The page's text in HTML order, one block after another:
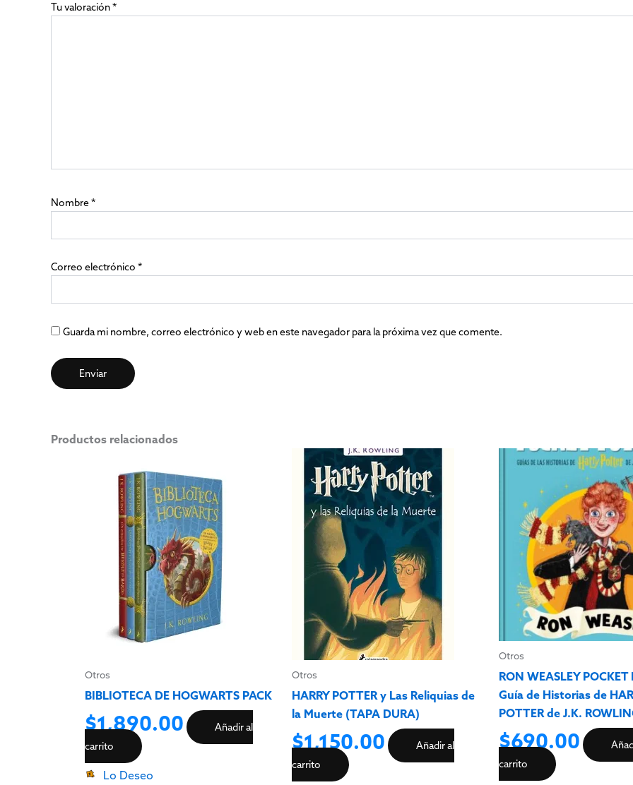
Tu valoración*
Nombre*
Correo electrónico *
Guarda mi nombre, correo electrónico y web en este navegador para la próxima vez que comente.
Productos relacionados
Otros
BIBLIOTECA DE HOGWARTS PACK
$1,890.00
Añadir al
carrito
Lo Deseo
Otros
HARRY POTTER y Las Reliquias de
la Muerte (TAPA DURA)
$1,150.00
Añadir al
carrito
Otros
RON WEASLEY POCKET
Guía de Historias de
POTTER de J.K.
$690.00
carrito